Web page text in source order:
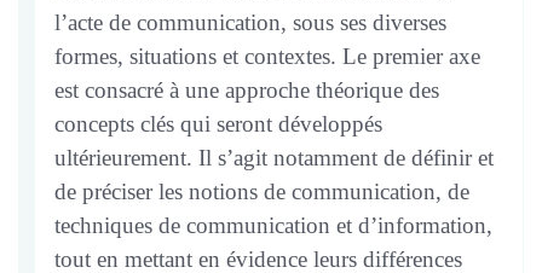
l’acte de communication, sous ses diverses
formes, situations et contextes. Le premier axe
est consacré à une approche théorique des
concepts clés qui seront développés
ultérieurement. Il s’agit notamment de définir et
de préciser les notions de communication, de
techniques de communication et d’information,
tout en mettant en évidence leurs différences